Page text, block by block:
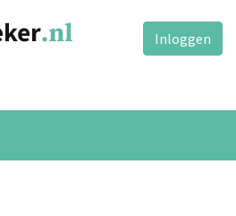
Inloggen